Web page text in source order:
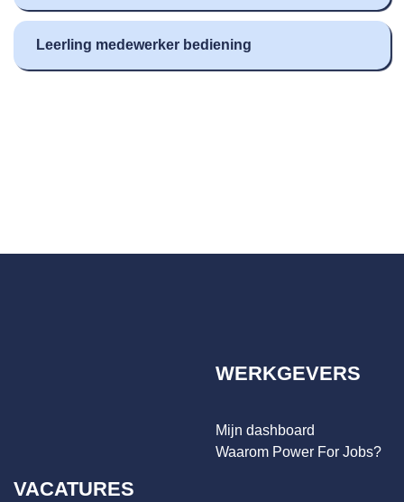
Leerling medewerker bediening
WERKGEVERS
Mijn dashboard
Waarom Power For Jobs?
VACATURES